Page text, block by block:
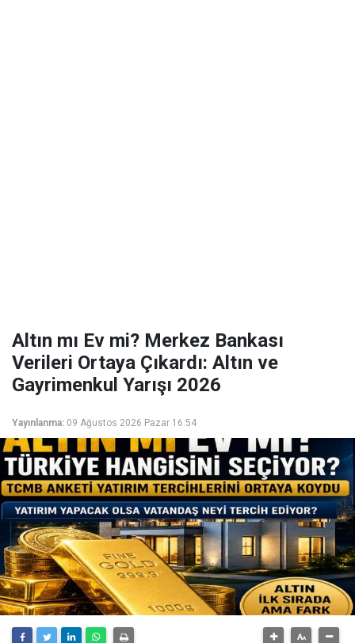
Altın mı Ev mi? Merkez Bankası
Verileri Ortaya Çıkardı: Altın ve
Gayrimenkul Yarışı 2026
Yayınlanma: 09 Ağustos 2026 Pazar 16:54